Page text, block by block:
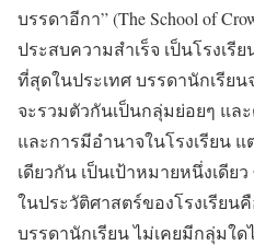
บรรดาอีกา” (The School of
ประสบความสำเร็จ เป็นโรงเ
ที่สุดในประเทศ บรรดานักเรียน
จะรวมตัวกันเป็นกลุ่มย่อยๆ แ
และการมีอำนาจในโรงเรียน
เดียวกัน เป็นเป้าหมายหนึ่งเดี
ในประวัติศาสตร์ของโรงเรียน
บรรดานักเรียน ไม่เคยมีกลุ่มใ